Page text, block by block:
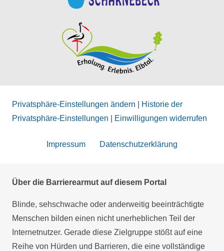
Privatsphäre-Einstellungen ändern
Historie der
Privatsphäre-Einstellungen
Einwilligungen widerrufen
Impressum Datenschutzerklärung
Über die Barrierearmut auf diesem Portal
Blinde, sehschwache oder anderweitig beeinträchtigte
Menschen bilden einen nicht unerheblichen Teil der
Internetnutzer. Gerade diese Zielgruppe stößt auf eine
Reihe von Hürden und Barrieren, die eine vollständige